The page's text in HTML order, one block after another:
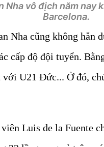
Nha vô địch năm nay
Barcelona.
Nha cũng không
cấp độ đội tuyển.
với U21 Đức... Ở đó,
Luis de la Fuente